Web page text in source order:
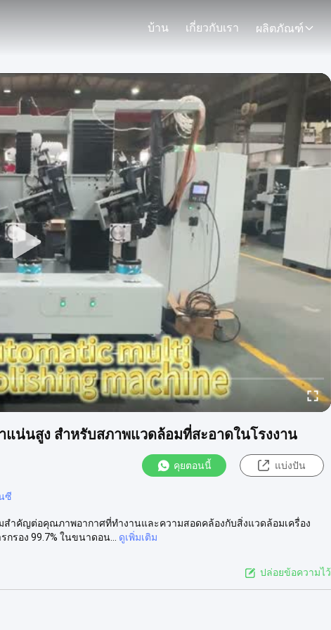
บ้าน เกี่ยวกับเรา ผลิตภัณฑ์
แน่นสูง สําหรับสภาพแวดล้อมที่สะอาดในโรงงาน
คุยตอนนี้ แบ่งปัน
ซี
สําคัญต่อคุณภาพอากาศที่ทํางานและความสอดคล้องกับสิ่งแวดล้อมเครื่อง
รอง 99.7% ในขนาดอน...
ดูเพิ่มเติม
ปล่อยข้อความไว้